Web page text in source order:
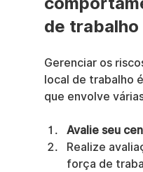
de trabalho
Gerenciar os
local de trabalho
que envolve
Avalie seu
Realize
força de